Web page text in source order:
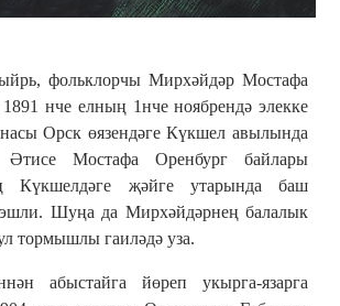
фольклорчы Мирхәйдәр Мостафа
нче елның 1нче ноябрендә элекке
Орск өязендәге Күкшел авылында
Әтисе Мостафа Оренбург байлары
Күкшелдәге җәйге утарында баш
Шуңа да Мирхәйдәрнең балалык
тормышлы гаиләдә уза.
абыстайга йөреп укырга-язарга